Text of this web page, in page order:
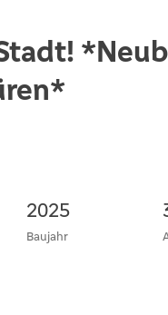
2025
Baujahr